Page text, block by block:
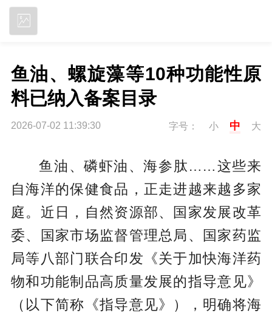
鱼油、螺旋藻等10种功能性原
料已纳入备案目录
2026-07-02 11:39:30 字号： 小 中 大
鱼油、磷虾油、海参肽……这些来
自海洋的保健食品，正走进越来越多家
庭。近日，自然资源部、国家发展改革
委、国家市场监督管理总局、国家药监
局等八部门联合印发《关于加快海洋药
物和功能制品高质量发展的指导意见》
（以下简称《指导意见》），明确将海